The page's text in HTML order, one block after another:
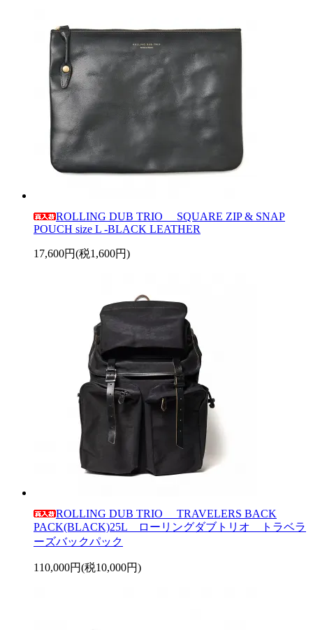
ROLLING DUB TRIO SQUARE ZIP & SNAP
POUCH size L -BLACK LEATHER
17,600円(税1,600円)
ROLLING DUB TRIO TRAVELERS BACK
PACK(BLACK)25L ローリングダブトリオ トラベラ
ーズバックパック
110,000円(税10,000円)